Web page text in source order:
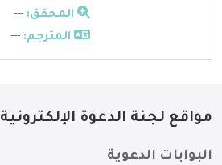
المحقق: ---
المترجم: ---
مواقع لجنة الدعوة الإلكترونية
البوابات الدعوية